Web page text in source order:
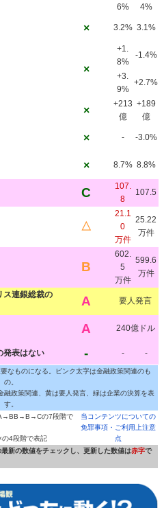
6%
4%
× 3.2% 3.1%
×
+1.
8%
-1.4%
+3.
9%
+2.7%
×
+213
億
+189
億
× - -3.0%
× 8.7% 8.8%
C
107.
8
107.5
△
21.1
0
万件
25.22
万件
B
602.
5
万件
599.6
万件
ス連銀総裁の
A 要人発言
A 240億ドル
発表はない - - -
ものになる。ピンク太字は金融政策関連のも
の。
融政策関連、黄は要人発言、緑は企業の決算を表
す。
の7段階で
4段階で表記
当コンテンツについての
免罪事項・ご利用上注意
点
新の数値をチェックし、更新した数値は赤字で